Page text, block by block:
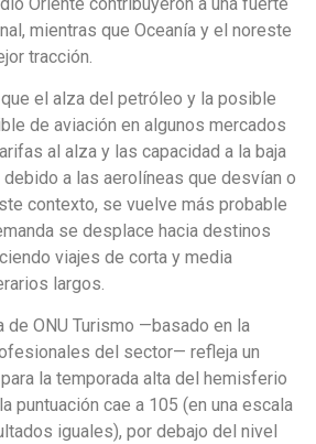
mientras que Oceanía y el noreste
tracción.
el alza del petróleo y la posible
de aviación en algunos mercados
al alza y las capacidad a la baja
a las aerolíneas que desvían o
contexto, se vuelve más probable
se desplace hacia destinos
viajes de corta y media
largos.
de ONU Turismo —basado en la
del sector— refleja un
la temporada alta del hemisferio
puntuación cae a 105 (en una escala
iguales), por debajo del nivel